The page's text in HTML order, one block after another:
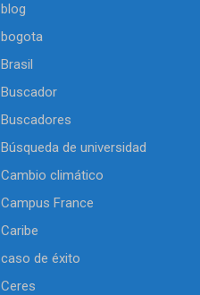
blog
bogota
Brasil
Buscador
Buscadores
Búsqueda de universidad
Cambio climático
Campus France
Caribe
caso de éxito
Ceres